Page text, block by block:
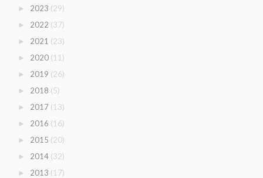
► 2023 (29)
► 2022 (37)
► 2021 (23)
► 2020 (11)
► 2019 (26)
► 2018 (5)
► 2017 (13)
► 2016 (16)
► 2015 (20)
► 2014 (32)
► 2013 (17)